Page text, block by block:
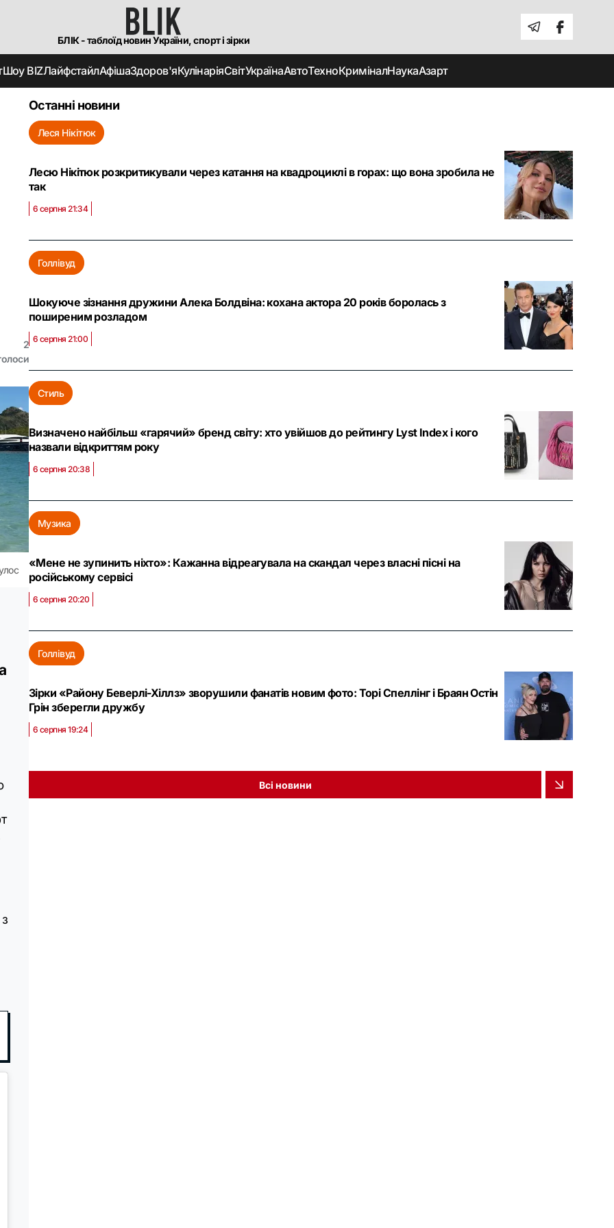
БЛІК - таблоїд новин України, спорт і зірки
Шоу BIZЛайфстайлАфішаЗдоров'яКулінаріяСвітУкраїнаАвтоТехноКриміналНаукаАзарт
2
Останні новини
Леся Нікітюк
Лесю Нікітюк розкритикували через катання на квадроциклі в горах: що вона зробила не
так
6 серпня 21:34
Голлівуд
Шокуюче зізнання дружини Алека Болдвіна: кохана актора 20 років боролась з
поширеним розладом
6 серпня 21:00
Стиль
Визначено найбільш «гарячий» бренд світу: хто увійшов до рейтингу Lyst Index і кого
назвали відкриттям року
6 серпня 20:38
Музика
«Мене не зупинить ніхто»: Кажанна відреагувала на скандал через власні пісні на
російському сервісі
6 серпня 20:20
Голлівуд
Зірки «Району Беверлі-Хіллз» зворушили фанатів новим фото: Торі Спеллінг і Браян Остін
Грін зберегли дружбу
6 серпня 19:24
Всі новини